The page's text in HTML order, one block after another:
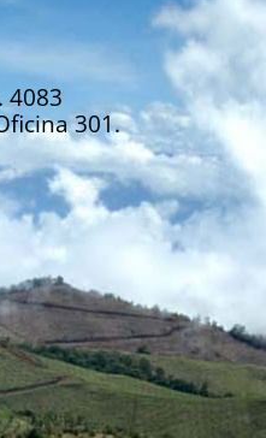
4083
301.